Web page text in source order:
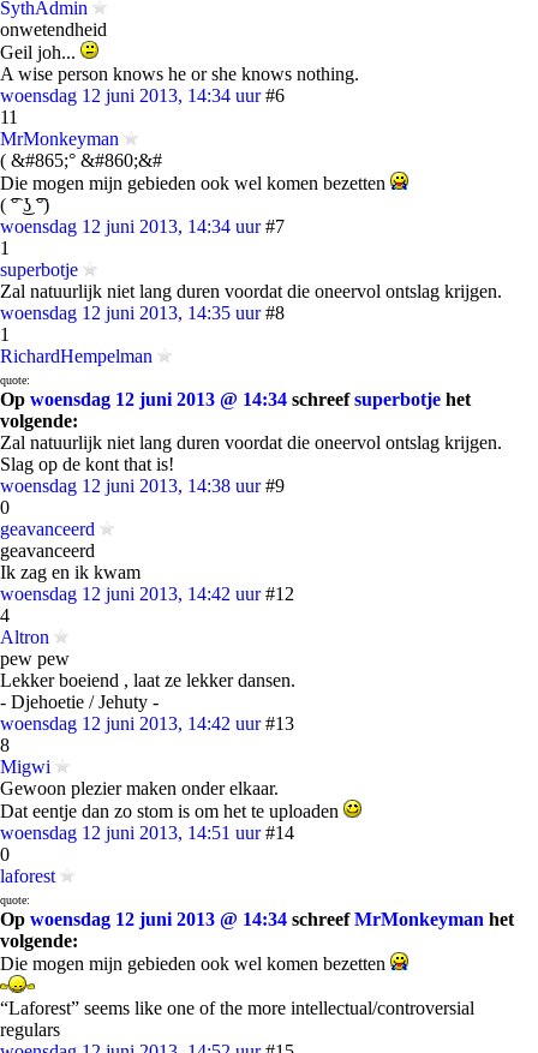
SythAdmin
onwetendheid
Geil joh...
A wise person knows he or she knows nothing.
woensdag 12 juni 2013, 14:34 uur #6
11
MrMonkeyman
( &#865;° &#860;&#
Die mogen mijn gebieden ook wel komen bezetten
( ͡° ͜ʖ ͡°)
woensdag 12 juni 2013, 14:34 uur #7
1
superbotje
Zal natuurlijk niet lang duren voordat die oneervol ontslag krijgen.
woensdag 12 juni 2013, 14:35 uur #8
1
RichardHempelman
quote:
Op woensdag 12 juni 2013 @ 14:34 schreefsuperbotje het
volgende:
Zal natuurlijk niet lang duren voordat die oneervol ontslag krijgen.
Slag op de kont that is!
woensdag 12 juni 2013, 14:38 uur #9
0
geavanceerd
geavanceerd
Ik zag en ik kwam
woensdag 12 juni 2013, 14:42 uur #12
4
Altron
pew pew
Lekker boeiend , laat ze lekker dansen.
- Djehoetie / Jehuty -
woensdag 12 juni 2013, 14:42 uur #13
8
Migwi
Gewoon plezier maken onder elkaar.
Dat eentje dan zo stom is om het te uploaden
woensdag 12 juni 2013, 14:51 uur #14
0
laforest
quote:
Op woensdag 12 juni 2013 @ 14:34 schreefMrMonkeyman het
volgende:
Die mogen mijn gebieden ook wel komen bezetten
“Laforest” seems like one of the more intellectual/controversial
regulars